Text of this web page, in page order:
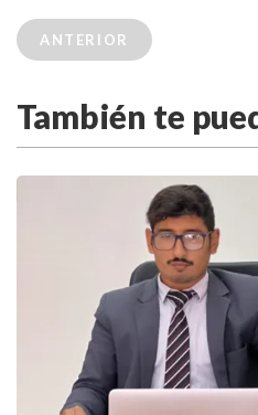
ANTERIOR
También te